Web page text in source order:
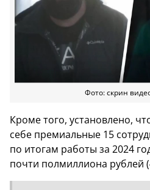
Фото: скрин
Кроме того, установлено,
себе премиальные 15
по итогам работы за 2024
почти полмиллиона рублей